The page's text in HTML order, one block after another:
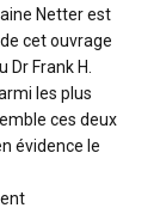
Netter est
cet ouvrage
Frank H.
les plus
ces deux
évidence le